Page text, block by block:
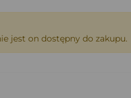
jest on dostępny do zakupu.